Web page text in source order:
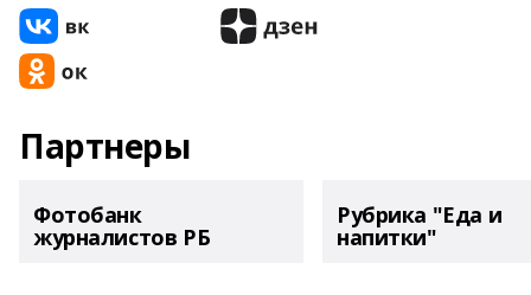
Партнеры
Фотобанк
журналистов РБ
Рубрика "Еда и
напитки"